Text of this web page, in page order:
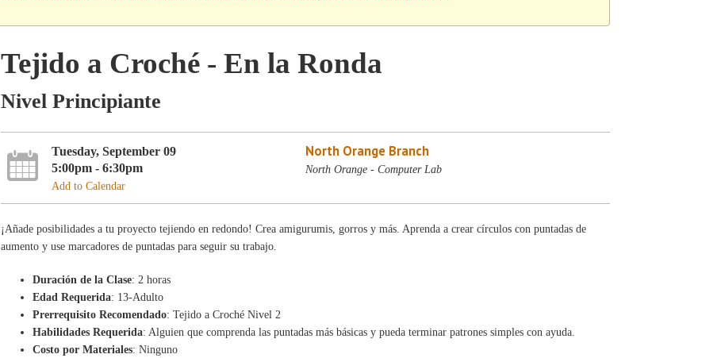
Tejido a Croché - En la Ronda
Nivel Principiante
Tuesday, September 09
5:00pm - 6:30pm
Add to Calendar
North Orange Branch
North Orange - Computer Lab
¡Añade posibilidades a tu proyecto tejiendo en redondo! Crea amigurumis, gorros y más. Aprenda a crear círculos con puntadas de
aumento y use marcadores de puntadas para seguir su trabajo.
Duración de la Clase: 2 horas
Edad Requerida: 13-Adulto
Prerrequisito Recomendado: Tejido a Croché Nivel 2
Habilidades Requerida: Alguien que comprenda las puntadas más básicas y pueda terminar patrones simples con ayuda.
Costo por Materiales: Ninguno